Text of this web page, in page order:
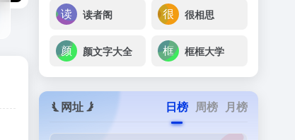
读者阁 很相思
颜文字大全 框框大学
网址 日榜 周榜 月榜